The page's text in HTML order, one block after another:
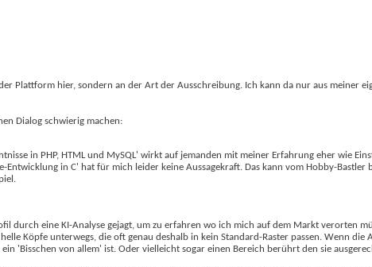
Plattform hier, sondern an der Art der Ausschreibung. Ich kann da nur aus meiner
Dialog schwierig machen:
in PHP, HTML und MySQL' wirkt auf jemanden mit meiner Erfahrung eher wie
Entwicklung in C' hat für mich leider keine Aussagekraft. Das kann vom Hobby-
durch eine KI-Analyse gejagt, um zu erfahren wo ich mich auf dem Markt verorten
Köpfe unterwegs, die oft genau deshalb in kein Standard-Raster passen. Wenn
'Bisschen von allem' ist. Oder vielleicht sogar einen Bereich berührt den sie